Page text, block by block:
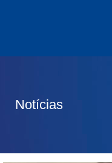
Notícias